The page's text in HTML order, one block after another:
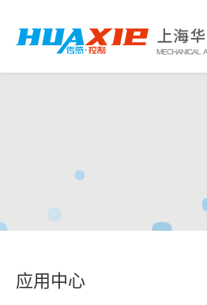
应用中心